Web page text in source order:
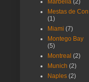
Marbella (2)
Mestas de Con
(1)
Miami (7)
Montego Bay
(5)
Montreal (2)
Munich (2)
Naples (2)